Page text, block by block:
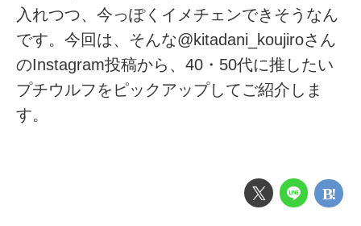
入れつつ、今っぽくイメチェンできそうなん
です。今回は、そんな@kitadani_koujiroさん
のInstagram投稿から、40・50代に推したい
プチウルフをピックアップしてご紹介しま
す。